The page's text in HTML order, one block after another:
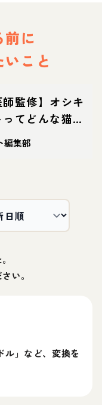
に
こと
師監修】オシキ
ってどんな猫？
体重・寿命の特
え方
編集部
い。
ル」など、変換を